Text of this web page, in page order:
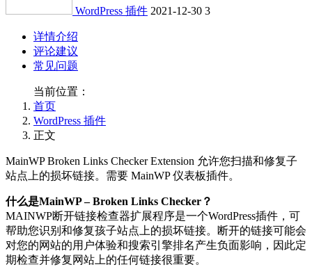
WordPress 插件 2021-12-30 3
详情介绍
评论建议
常见问题
当前位置：
首页
WordPress 插件
正文
MainWP Broken Links Checker Extension 允许您扫描和修复子
站点上的损坏链接。需要 MainWP 仪表板插件。
什么是MainWP – Broken Links Checker？
MAINWP断开链接检查器扩展程序是一个WordPress插件，可
帮助您识别和修复孩子站点上的损坏链接。断开的链接可能会
对您的网站的用户体验和搜索引擎排名产生负面影响，因此定
期检查并修复网站上的任何链接很重要。